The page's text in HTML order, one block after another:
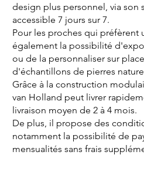
design plus personnel, via son
accessible 7 jours sur 7.
Pour les proches qui préfèrent
également la possibilité
ou de la personnaliser sur
d'échantillons de pierres
Grâce à la construction
van Holland peut livrer
livraison moyen de 2 à 4 mois.
De plus, il propose des
notamment la possibilité de
mensualités sans frais